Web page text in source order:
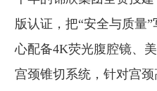
版认证，把“安全与质量
心配备4K荧光腹腔镜、
宫颈锥切系统，针对宫